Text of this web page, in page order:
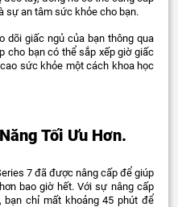
sự an tâm sức khỏe cho bạn.
dõi giấc ngủ của bạn thông qua
cho bạn có thể sắp xếp giờ giấc
sức khỏe một cách khoa học
Tối Ưu Hơn.
7 đã được nâng cấp để giúp
bao giờ hết. Với sự nâng cấp
bạn chỉ mất khoảng 45 phút để